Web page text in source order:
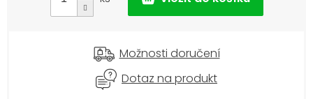
Možnosti doručení
Dotaz na produkt